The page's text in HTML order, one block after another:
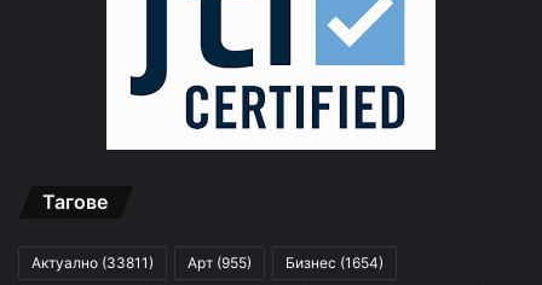
Тагове
Актуално (33811) Арт (955) Бизнес (1654)